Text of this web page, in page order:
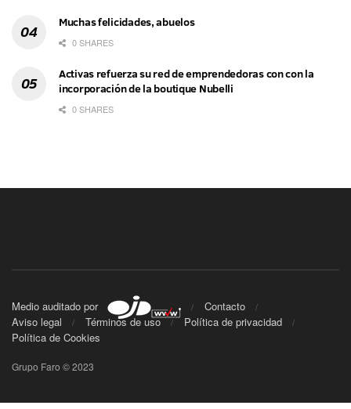
Muchas felicidades, abuelos
0 SHARES
Activas refuerza su red de emprendedoras con con la
incorporación de la boutique Nubelli
0 SHARES
Medio auditado por
Contacto
Aviso legal
Términos de uso
Política de privacidad
Política de Cookies
Grupo Faro © 2023